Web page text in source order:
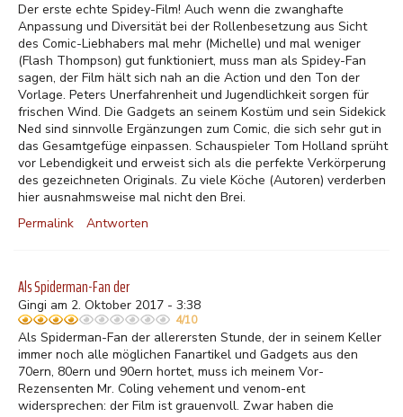
Der erste echte Spidey-Film! Auch wenn die zwanghafte
Anpassung und Diversität bei der Rollenbesetzung aus Sicht
des Comic-Liebhabers mal mehr (Michelle) und mal weniger
(Flash Thompson) gut funktioniert, muss man als Spidey-Fan
sagen, der Film hält sich nah an die Action und den Ton der
Vorlage. Peters Unerfahrenheit und Jugendlichkeit sorgen für
frischen Wind. Die Gadgets an seinem Kostüm und sein Sidekick
Ned sind sinnvolle Ergänzungen zum Comic, die sich sehr gut in
das Gesamtgefüge einpassen. Schauspieler Tom Holland sprüht
vor Lebendigkeit und erweist sich als die perfekte Verkörperung
des gezeichneten Originals. Zu viele Köche (Autoren) verderben
hier ausnahmsweise mal nicht den Brei.
Permalink
Antworten
Als Spiderman-Fan der
Gingi am 2. Oktober 2017 - 3:38
4/10
Als Spiderman-Fan der allerersten Stunde, der in seinem Keller
immer noch alle möglichen Fanartikel und Gadgets aus den
70ern, 80ern und 90ern hortet, muss ich meinem Vor-
Rezensenten Mr. Coling vehement und venom-ent
widersprechen: der Film ist grauenvoll. Zwar haben die